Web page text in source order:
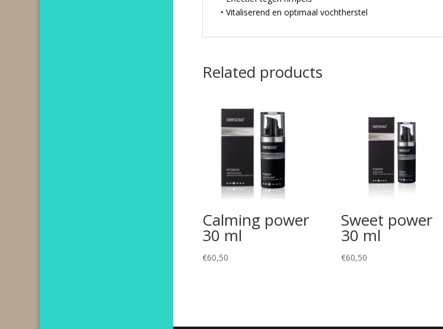
• Vitaliserend en optimaal vochtherstel
Related products
Calming power
30 ml
€60,50
Sweet power
30 ml
€60,50